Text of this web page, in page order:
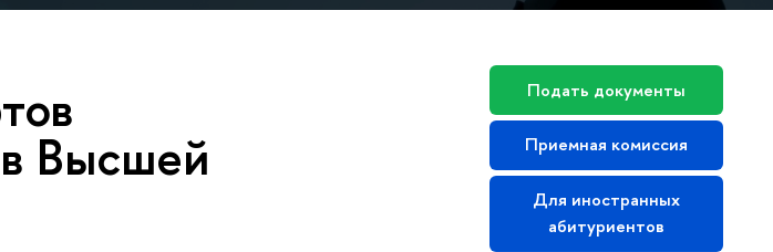
Подать документы
Приемная комиссия
Для иностранных
абитуриентов
Высшей